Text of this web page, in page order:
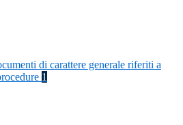
di carattere generale riferiti a
1